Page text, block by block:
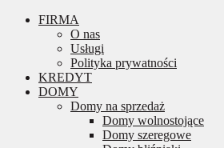
FIRMA
O nas
Usługi
Polityka prywatności
KREDYT
DOMY
Domy na sprzedaż
Domy wolnostojące
Domy szeregowe